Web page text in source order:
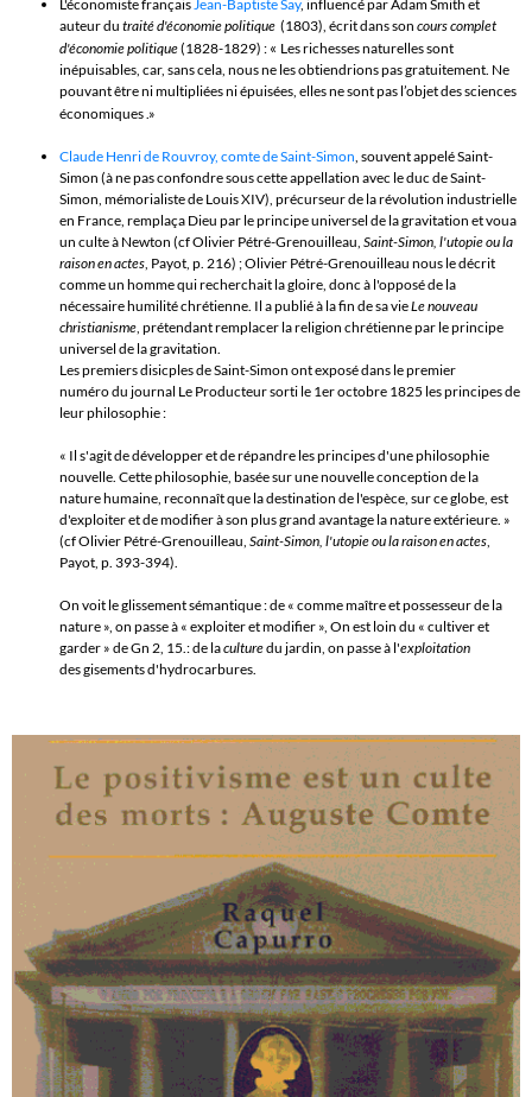
L'économiste françaisJean-Baptiste Say, influencé par Adam Smith et
auteur du traité d'économie politique (1803), écrit dans son cours complet
d'économie politique(1828-1829) : « Les richesses naturelles sont
inépuisables, car, sans cela, nous ne les obtiendrions pas gratuitement. Ne
pouvant être ni multipliées ni épuisées, elles ne sont pas l’objet des sciences
économiques.»
Claude Henri de Rouvroy, comte de Saint-Simon, souvent appelé Saint-
Simon (à ne pas confondre sous cette appellation avec le duc de Saint-
Simon, mémorialiste de Louis XIV), précurseur de la révolution industrielle
en France, remplaça Dieu par le principe universel de la gravitation et voua
un culte à Newton (cf Olivier Pétré-Grenouilleau, Saint-Simon, l'utopie ou la
raison en actes, Payot, p. 216) ; Olivier Pétré-Grenouilleau nous le décrit
comme un homme qui recherchait la gloire, donc à l'opposé de la
nécessaire humilité chrétienne. Il a publié à la fin de sa vieLe nouveau
christianisme, prétendant remplacer la religion chrétienne par le principe
universel de la gravitation.
Les premiers disicplesde Saint-Simon ont exposé dans le premier
numéro du journal Le Producteur sorti le 1er octobre 1825 les principes de
leur philosophie :
« Il s'agit de développer et de répandre les principes d'une philosophie
nouvelle. Cette philosophie, basée sur une nouvelle conception de la
nature humaine, reconnaît que la destination de l'espèce, sur ce globe, est
d'exploiter et de modifier à son plus grand avantage la nature extérieure. »
(cf Olivier Pétré-Grenouilleau, Saint-Simon, l'utopie ou la raison en actes,
Payot, p. 393-394).
On voit le glissement sémantique : de « comme maître et possesseur de la
nature », on passe à « exploiter et modifier », On est loin du « cultiver et
garder » de Gn 2, 15.: de laculturedu jardin, on passe à l'exploitation
des gisements d'hydrocarbures.